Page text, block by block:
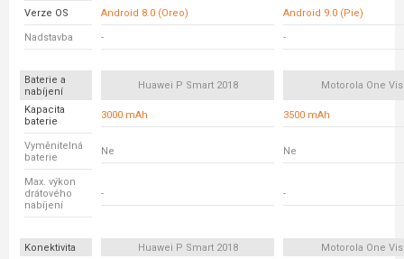
Verze OS Android 8.0 (Oreo) Android 9.0 (Pie)
Nadstavba - -
Baterie a
nabíjení
Huawei P Smart 2018 Motorola One
Kapacita
baterie
3000 mAh 3500 mAh
Vyměnitelná
baterie
Ne Ne
Max. výkon
drátového
nabíjení
- -
Konektivita Huawei P Smart 2018
Motorola One